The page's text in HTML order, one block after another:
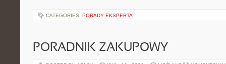
CATEGORIES: PORADY EKSPERTA
PORADNIK ZAKUPOWY